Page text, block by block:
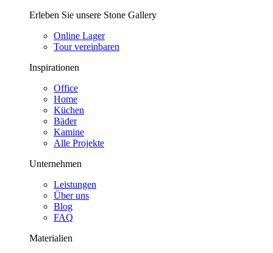
Erleben Sie unsere Stone Gallery
Online Lager
Tour vereinbaren
Inspirationen
Office
Home
Küchen
Bäder
Kamine
Alle Projekte
Unternehmen
Leistungen
Über uns
Blog
FAQ
Materialien